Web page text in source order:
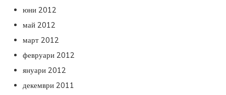
юни 2012
май 2012
март 2012
февруари 2012
януари 2012
декември 2011